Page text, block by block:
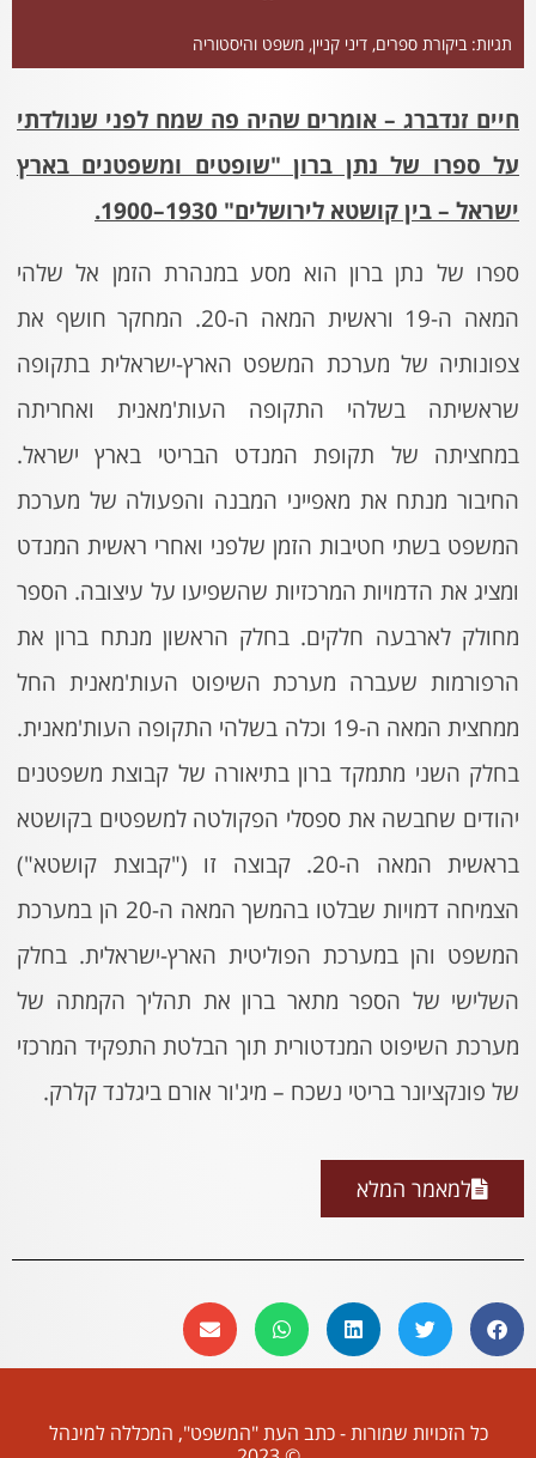
תגיות: ביקורת ספרים, דיני קניין, משפט והיסטוריה
חיים זנדברג – אומרים שהיה פה שמח לפני שנולדתי
על ספרו של נתן ברון "שופטים ומשפטנים בארץ
ישראל – בין קושטא לירושלים" 1930–1900.
ספרו של נתן ברון הוא מסע במנהרת הזמן אל שלהי
המאה ה-19 וראשית המאה ה-20. המחקר חושף את
צפונותיה של מערכת המשפט הארץ-ישראלית בתקופה
שראשיתה בשלהי התקופה העות'מאנית ואחריתה
במחציתה של תקופת המנדט הבריטי בארץ ישראל.
החיבור מנתח את מאפייני המבנה והפעולה של מערכת
המשפט בשתי חטיבות הזמן שלפני ואחרי ראשית המנדט
ומציג את הדמויות המרכזיות שהשפיעו על עיצובה. הספר
מחולק לארבעה חלקים. בחלק הראשון מנתח ברון את
הרפורמות שעברה מערכת השיפוט העות'מאנית החל
ממחצית המאה ה-19 וכלה בשלהי התקופה העות'מאנית.
בחלק השני מתמקד ברון בתיאורה של קבוצת משפטנים
יהודים שחבשה את ספסלי הפקולטה למשפטים בקושטא
בראשית המאה ה-20. קבוצה זו ("קבוצת קושטא")
הצמיחה דמויות שבלטו בהמשך המאה ה-20 הן במערכת
המשפט והן במערכת הפוליטית הארץ-ישראלית. בחלק
השלישי של הספר מתאר ברון את תהליך הקמתה של
מערכת השיפוט המנדטורית תוך הבלטת התפקיד המרכזי
של פונקציונר בריטי נשכח – מיג'ור אורם ביגלנד קלרק.
למאמר המלא
כל הזכויות שמורות - כתב העת "המשפט", המכללה למינהל